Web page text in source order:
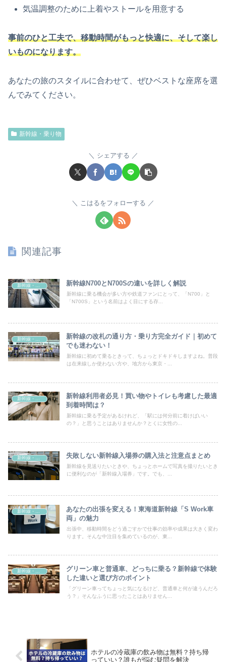
気温調整のために上着やストールを用意する
事前のひと工夫で、移動時間がもっと快適に、そして楽し
いものになります。
あなたの旅のスタイルに合わせて、ぜひベストな座席を選
んでみてください。
新幹線・乗り物
シェアする
こはるをフォローする
関連記事
新幹線N700とN700Sの違いを詳しく解説
新幹線に乗る機会が多い方や鉄道ファンにとって、「N700」と
「N700S」という名前はよく目にする存...
新幹線の改札の通り方・乗り方完全ガイド｜初めて
でも迷わない！
新幹線に初めて乗るときって、ちょっとドキドキしますよね。普段
は在来線しか使わない方や、地方から東京・...
新幹線利用者必見！買い物やトイレも考慮した最適
到着時間は？
新幹線に乗る予定があるけれど、「駅には何分前に着けばいい
の？」と思うことはありませんか？とくに女性の...
新幹線・乗り物 失敗しない新幹線入場券の購入法と注意点まとめ
新幹線を見送りたいときや、ちょっとホームで写真を撮りたいとき
に便利なのが「新幹線入場券」です。でも、...
新幹線・乗り物
あなたの出張を変える！東海道新幹線「S Work車
両」の魅力
出張中、移動時間をどう過ごすかで仕事の効率や成果は大きく変わ
ります。そんな中注目を集めているのが、東...
新幹線・乗り物
グリーン車と普通車、どっちに乗る？新幹線で体験
した違いと選び方のポイント
「グリーン車ってちょっと気になるけど、普通車と何が違うんだろ
う？」そんなふうに思ったことはありません...
ホテルの冷蔵庫の飲み物は無料？持ち帰
っていい？誰もが悩む疑問を解決